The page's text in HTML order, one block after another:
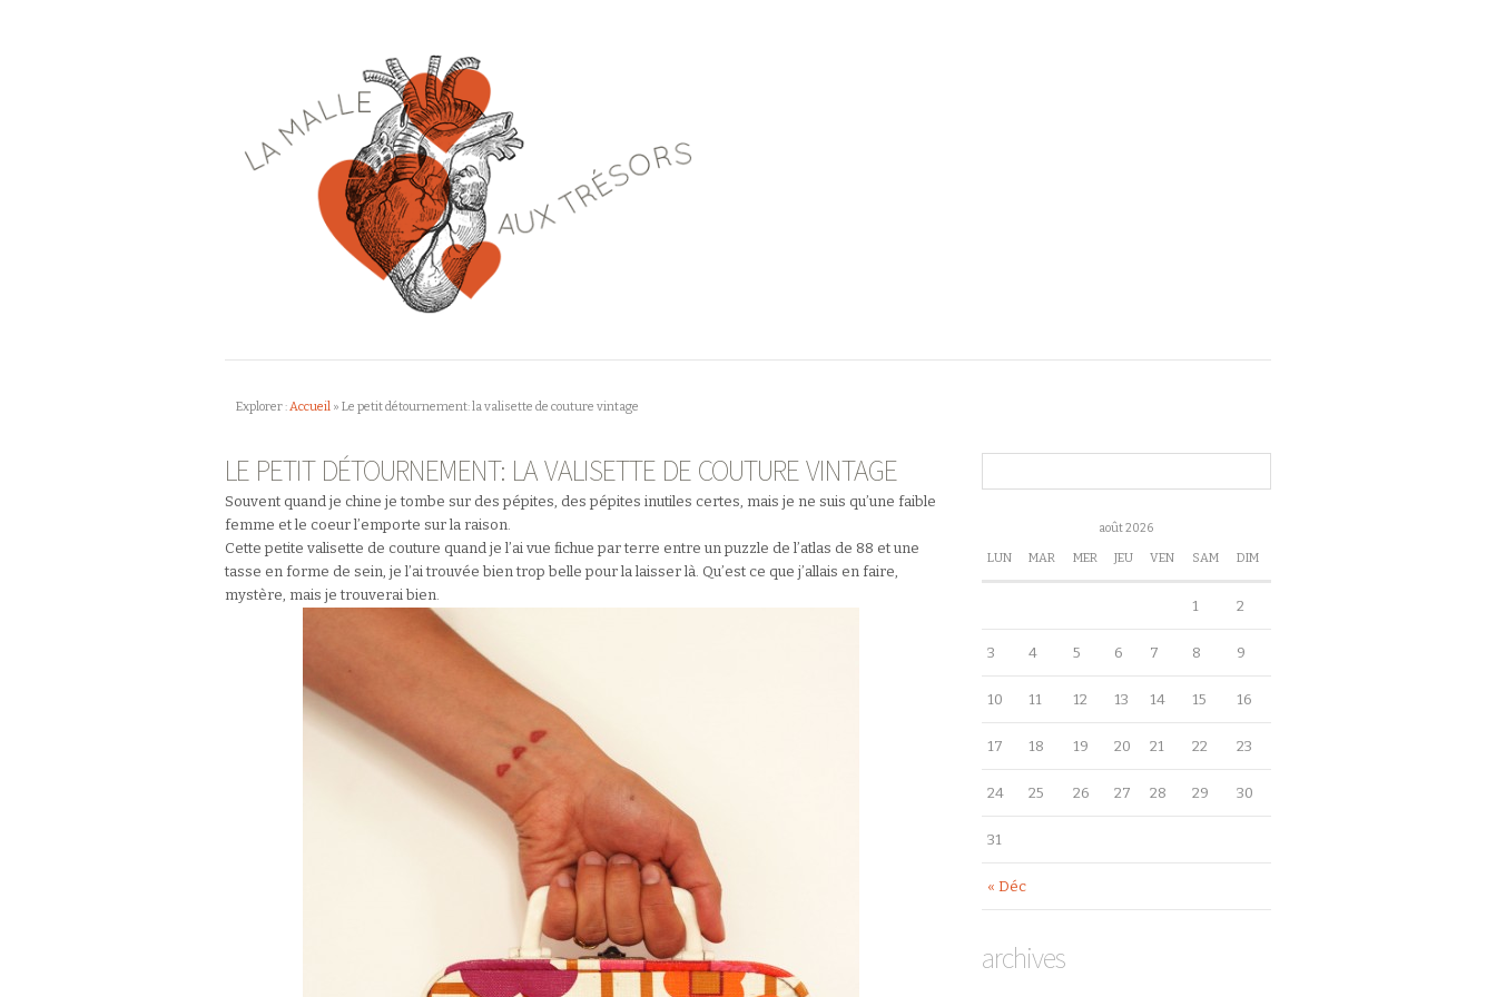
Explorer :Accueil » Le petit détournement: la valisette de couture vintage
LE PETIT DÉTOURNEMENT: LA VALISETTE DE COUTURE VINTAGE
Souvent quand je chine je tombe sur des pépites, des pépites inutiles certes, mais je ne suis qu’une faible
femme et le coeur l’emporte sur la raison.
Cette petite valisette de couture quand je l’ai vue fichue par terre entre un puzzle de l’atlas de 88 et une
tasse en forme de sein, je l’ai trouvée bien trop belle pour la laisser là. Qu’est ce que j’allais en faire,
mystère, mais je trouverai bien.
août 2026
LUN MAR MER JEU VEN SAM DIM
« Déc
1 2
3 4 5 6 7 8 9
10 11 12 13 14 15 16
17 18 19 20 21 22 23
24 25 26 27 28 29 30
31
archives